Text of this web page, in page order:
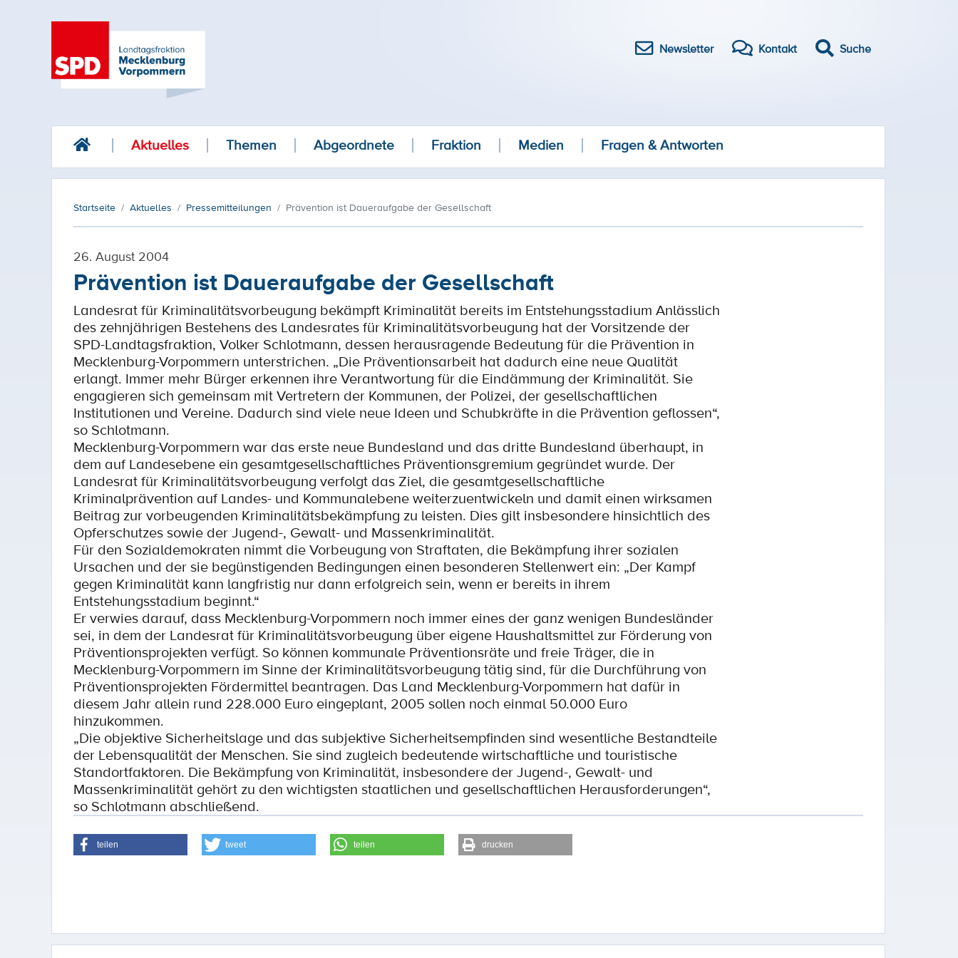
Newsletter Kontakt Suche
Aktuelles Themen Abgeordnete Fraktion Medien Fragen & Antworten
Startseite Aktuelles Pressemitteilungen Prävention ist Daueraufgabe der Gesellschaft
26. August 2004
Prävention ist Daueraufgabe der Gesellschaft
Landesrat für Kriminalitätsvorbeugung bekämpft Kriminalität bereits im Entstehungsstadium Anlässlich
des zehnjährigen Bestehens des Landesrates für Kriminalitätsvorbeugung hat der Vorsitzende der
SPD-Landtagsfraktion, Volker Schlotmann, dessen herausragende Bedeutung für die Prävention in
Mecklenburg-Vorpommern unterstrichen. „Die Präventionsarbeit hat dadurch eine neue Qualität
erlangt. Immer mehr Bürger erkennen ihre Verantwortung für die Eindämmung der Kriminalität. Sie
engagieren sich gemeinsam mit Vertretern der Kommunen, der Polizei, der gesellschaftlichen
Institutionen und Vereine. Dadurch sind viele neue Ideen und Schubkräfte in die Prävention geflossen“,
so Schlotmann.
Mecklenburg-Vorpommern war das erste neue Bundesland und das dritte Bundesland überhaupt, in
dem auf Landesebene ein gesamtgesellschaftliches Präventionsgremium gegründet wurde. Der
Landesrat für Kriminalitätsvorbeugung verfolgt das Ziel, die gesamtgesellschaftliche
Kriminalprävention auf Landes- und Kommunalebene weiterzuentwickeln und damit einen wirksamen
Beitrag zur vorbeugenden Kriminalitätsbekämpfung zu leisten. Dies gilt insbesondere hinsichtlich des
Opferschutzes sowie der Jugend-, Gewalt- und Massenkriminalität.
Für den Sozialdemokraten nimmt die Vorbeugung von Straftaten, die Bekämpfung ihrer sozialen
Ursachen und der sie begünstigenden Bedingungen einen besonderen Stellenwert ein: „Der Kampf
gegen Kriminalität kann langfristig nur dann erfolgreich sein, wenn er bereits in ihrem
Entstehungsstadium beginnt.“
Er verwies darauf, dass Mecklenburg-Vorpommern noch immer eines der ganz wenigen Bundesländer
sei, in dem der Landesrat für Kriminalitätsvorbeugung über eigene Haushaltsmittel zur Förderung von
Präventionsprojekten verfügt. So können kommunale Präventionsräte und freie Träger, die in
Mecklenburg-Vorpommern im Sinne der Kriminalitätsvorbeugung tätig sind, für die Durchführung von
Präventionsprojekten Fördermittel beantragen. Das Land Mecklenburg-Vorpommern hat dafür in
diesem Jahr allein rund 228.000 Euro eingeplant, 2005 sollen noch einmal 50.000 Euro
hinzukommen.
„Die objektive Sicherheitslage und das subjektive Sicherheitsempfinden sind wesentliche Bestandteile
der Lebensqualität der Menschen. Sie sind zugleich bedeutende wirtschaftliche und touristische
Standortfaktoren. Die Bekämpfung von Kriminalität, insbesondere der Jugend-, Gewalt- und
Massenkriminalität gehört zu den wichtigsten staatlichen und gesellschaftlichen Herausforderungen“,
so Schlotmann abschließend.
teilen tweet teilen drucken